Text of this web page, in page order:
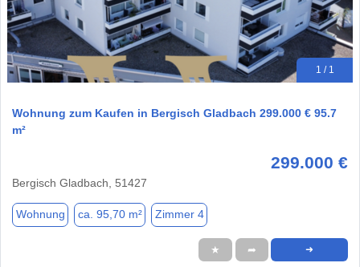
1 / 1
Wohnung zum Kaufen in Bergisch Gladbach 299.000 € 95.7
m²
299.000 €
Bergisch Gladbach, 51427
Wohnung ca. 95,70 m² Zimmer 4
★ ➦ ➜